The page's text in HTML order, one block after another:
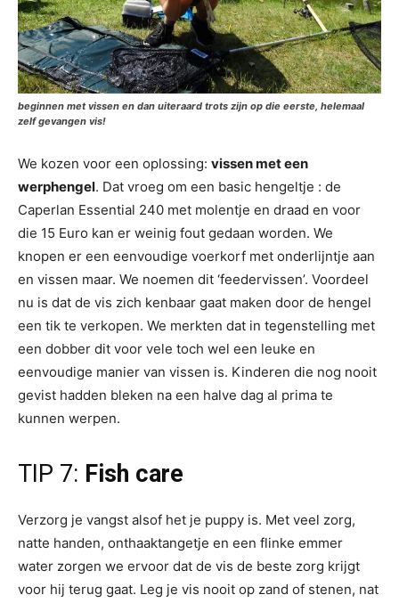
beginnen met vissen en dan uiteraard trots zijn op die eerste, helemaal
zelf gevangen vis!
We kozen voor een oplossing: vissen met een
werphengel. Dat vroeg om een basic hengeltje : de
Caperlan Essential 240 met molentje en draad en voor
die 15 Euro kan er weinig fout gedaan worden. We
knopen er een eenvoudige voerkorf met onderlijntje aan
en vissen maar. We noemen dit ‘feedervissen’. Voordeel
nu is dat de vis zich kenbaar gaat maken door de hengel
een tik te verkopen. We merkten dat in tegenstelling met
een dobber dit voor vele toch wel een leuke en
eenvoudige manier van vissen is. Kinderen die nog nooit
gevist hadden bleken na een halve dag al prima te
kunnen werpen.
TIP 7: Fish care
Verzorg je vangst alsof het je puppy is. Met veel zorg,
natte handen, onthaaktangetje en een flinke emmer
water zorgen we ervoor dat de vis de beste zorg krijgt
voor hij terug gaat. Leg je vis nooit op zand of stenen, nat